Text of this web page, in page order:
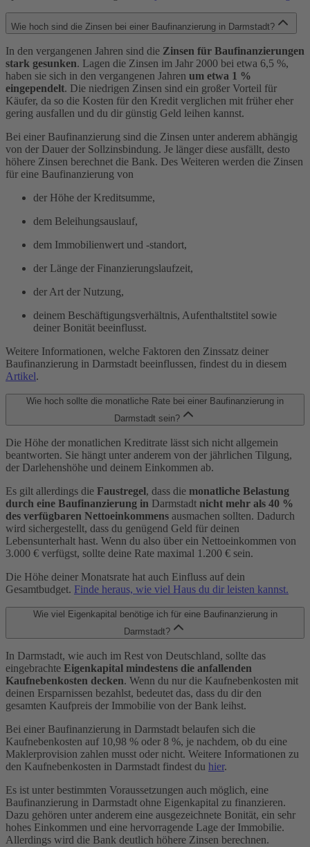
Wie hoch sind die Zinsen bei einer Baufinanzierung in Darmstadt?
In den vergangenen Jahren sind die Zinsen für Baufinanzierungen
stark gesunken. Lagen die Zinsen im Jahr 2000 bei etwa 6,5 %,
haben sie sich in den vergangenen Jahren um etwa 1 %
eingependelt. Die niedrigen Zinsen sind ein großer Vorteil für
Käufer, da so die Kosten für den Kredit verglichen mit früher eher
gering ausfallen und du dir günstig Geld leihen kannst.
Bei einer Baufinanzierung sind die Zinsen unter anderem abhängig
von der Dauer der Sollzinsbindung. Je länger diese ausfällt, desto
höhere Zinsen berechnet die Bank. Des Weiteren werden die Zinsen
für eine Baufinanzierung von
der Höhe der Kreditsumme,
dem Beleihungsauslauf,
dem Immobilienwert und -standort,
der Länge der Finanzierungslaufzeit,
der Art der Nutzung,
deinem Beschäftigungsverhältnis, Aufenthaltstitel sowie
deiner Bonität beeinflusst.
Weitere Informationen, welche Faktoren den Zinssatz deiner
Baufinanzierung in Darmstadt beeinflussen, findest du in diesem
Artikel.
Wie hoch sollte die monatliche Rate bei einer Baufinanzierung in
Darmstadt sein?
Die Höhe der monatlichen Kreditrate lässt sich nicht allgemein
beantworten. Sie hängt unter anderem von der jährlichen Tilgung,
der Darlehenshöhe und deinem Einkommen ab.
Es gilt allerdings die Faustregel, dass die monatliche Belastung
durch eine Baufinanzierung in Darmstadt nicht mehr als 40 %
des verfügbaren Nettoeinkommens ausmachen sollten. Dadurch
wird sichergestellt, dass du genügend Geld für deinen
Lebensunterhalt hast. Wenn du also über ein Nettoeinkommen von
3.000 € verfügst, sollte deine Rate maximal 1.200 € sein.
Die Höhe deiner Monatsrate hat auch Einfluss auf dein
Gesamtbudget. Finde heraus, wie viel Haus du dir leisten kannst.
Wie viel Eigenkapital benötige ich für eine Baufinanzierung in
Darmstadt?
In Darmstadt, wie auch im Rest von Deutschland, sollte das
eingebrachte Eigenkapital mindestens die anfallenden
Kaufnebenkosten decken. Wenn du nur die Kaufnebenkosten mit
deinen Ersparnissen bezahlst, bedeutet das, dass du dir den
gesamten Kaufpreis der Immobilie von der Bank leihst.
Bei einer Baufinanzierung in Darmstadt belaufen sich die
Kaufnebenkosten auf 10,98 % oder 8 %, je nachdem, ob du eine
Maklerprovision zahlen musst oder nicht. Weitere Informationen zu
den Kaufnebenkosten in Darmstadt findest du hier.
Es ist unter bestimmten Voraussetzungen auch möglich, eine
Baufinanzierung in Darmstadt ohne Eigenkapital zu finanzieren.
Dazu gehören unter anderem eine ausgezeichnete Bonität, ein sehr
hohes Einkommen und eine hervorragende Lage der Immobilie.
Allerdings wird die Bank deutlich höhere Zinsen berechnen.